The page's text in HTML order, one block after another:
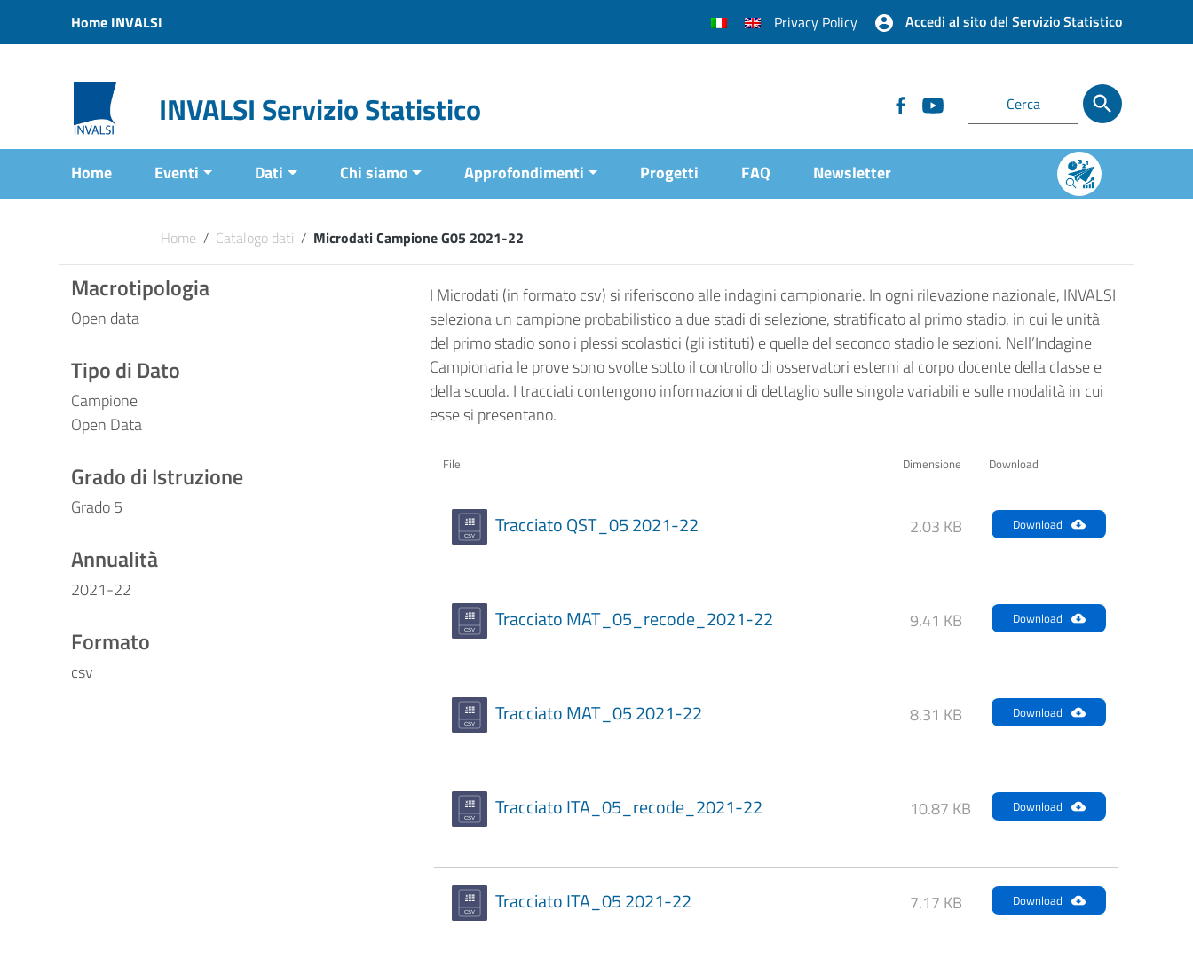
Vai al menu di navigazione
Home INVALSI Privacy Policy Accedi al sito del Servizio Statistico
INVALSI Servizio Statistico
Home Eventi Dati Chi siamo Approfondimenti Progetti FAQ Newsletter
Home / Catalogo dati / Microdati Campione G05 2021-22
Macrotipologia
Open data
Tipo di Dato
Campione
Open Data
Grado di Istruzione
Grado 5
Annualità
2021-22
Formato
csv
I Microdati (in formato csv) si riferiscono alle indagini campionarie. In ogni rilevazione nazionale, INVALSI
seleziona un campione probabilistico a due stadi di selezione, stratificato al primo stadio, in cui le unità
del primo stadio sono i plessi scolastici (gli istituti) e quelle del secondo stadio le sezioni. Nell’Indagine
Campionaria le prove sono svolte sotto il controllo di osservatori esterni al corpo docente della classe e
della scuola. I tracciati contengono informazioni di dettaglio sulle singole variabili e sulle modalità in cui
esse si presentano.
File Dimensione Download
Tracciato QST_05 2021-22 2.03 KB Download
Tracciato MAT_05_recode_2021-22 9.41 KB Download
Tracciato MAT_05 2021-22 8.31 KB Download
Tracciato ITA_05_recode_2021-22 10.87 KB Download
Tracciato ITA_05 2021-22 7.17 KB Download